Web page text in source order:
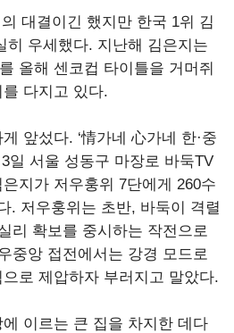
대결이긴 했지만 한국 1위 김
히 우세했다. 지난해 김은지는
올해 센코컵 타이틀을 거머쥐
다지고 있다.
앞섰다. ‘情가네 心가네 한·중
일 서울 성동구 마장로 바둑TV
지가 저우훙위 7단에게 260수
. 저우훙위는 초반, 바둑이 격렬
리 확보를 중시하는 작전으로
중앙 접전에서는 강경 모드로
로 제압하자 부러지고 말았다.
이르는 큰 집을 차지한 데다